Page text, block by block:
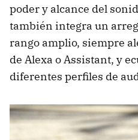
poder y alcance del
también integra un
rango amplio, siempre
de Alexa o Assistant, y
diferentes perfiles de